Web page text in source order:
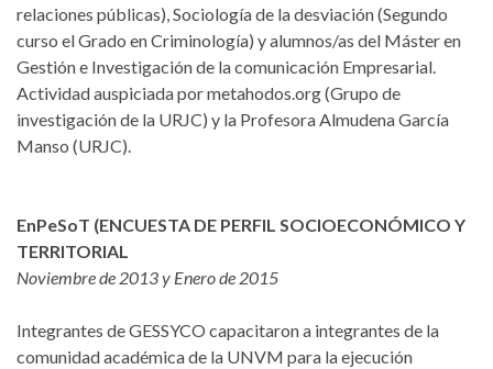
relaciones públicas), Sociología de la desviación (Segundo
curso el Grado en Criminología) y alumnos/as del Máster en
Gestión e Investigación de la comunicación Empresarial.
Actividad auspiciada por metahodos.org (Grupo de
investigación de la URJC) y la Profesora Almudena García
Manso (URJC).
EnPeSoT (ENCUESTA DE PERFIL SOCIOECONÓMICO Y
TERRITORIAL
Noviembre de 2013 y Enero de 2015
Integrantes de GESSYCO capacitaron a integrantes de la
comunidad académica de la UNVM para la ejecución